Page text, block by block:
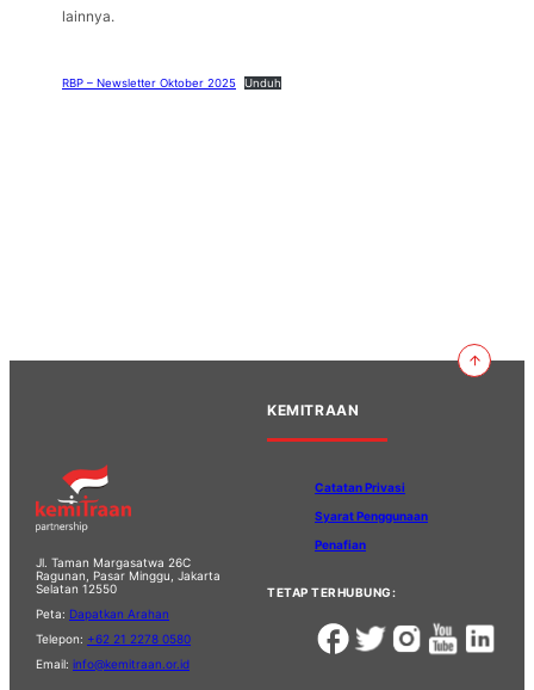
lainnya.
RBP – Newsletter Oktober 2025 Unduh
Jl. Taman Margasatwa 26C
Ragunan, Pasar Minggu, Jakarta
Selatan 12550
Peta: Dapatkan Arahan
Telepon: +62 21 2278 0580
Email: info@kemitraan.or.id
KEMITRAAN
Catatan Privasi
Syarat Penggunaan
Penafian
TETAP TERHUBUNG: